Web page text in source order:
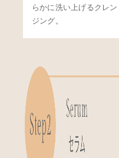
らかに洗い上げるクレン
ジング。